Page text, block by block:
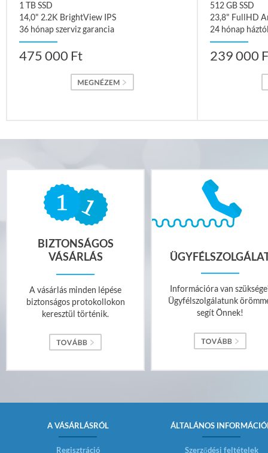
1 TB SSD
14,0" 2.2K BrightView IPS
36 hónap szerviz garancia
475 000 Ft
512 GB SSD
23,8" FullHD
24 hónap
239 000
BIZTONSÁGOS
VÁSÁRLÁS
A vásárlás minden lépése
biztonságos protokollokon
keresztül történik.
Információra van
Ügyfélszolgálatunk
segít Önnek!
A VÁSÁRLÁSRÓL
Regisztráció
ÁLTALÁNOS
Szerződési feltételek